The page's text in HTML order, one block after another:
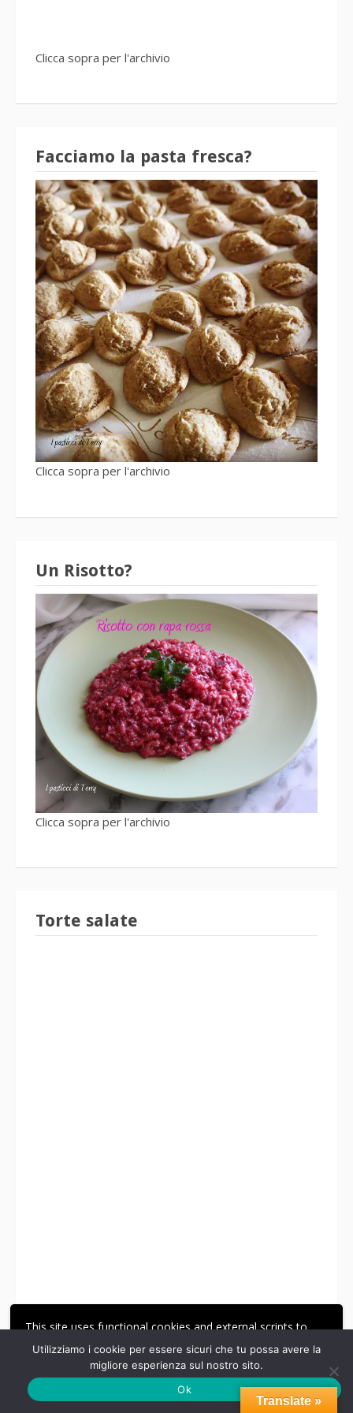
This site uses functional cookies and external scripts to
improve your experience.
LE MIE IMPOSTAZIONI
ACCETTA
Clicca sopra per l'archivio
Facciamo la pasta fresca?
Clicca sopra per l'archivio
Un Risotto?
Clicca sopra per l'archivio
Torte salate
Clicca sopra per l'archivio
Translate »
Utilizziamo i cookie per essere sicuri che tu possa avere la
migliore esperienza sul nostro sito.
Ok